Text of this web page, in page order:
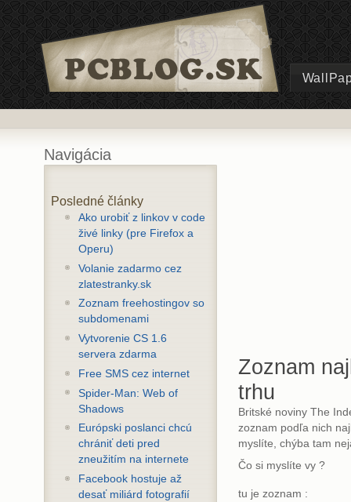
Navigácia
Posledné články
Ako urobiť z linkov v code
živé linky (pre Firefox a
Operu)
Volanie zadarmo cez
zlatestranky.sk
Zoznam freehostingov so
subdomenami
Vytvorenie CS 1.6
servera zdarma
Free SMS cez internet
Spider-Man: Web of
Shadows
Európski poslanci chcú
chrániť deti pred
zneužitím na internete
Facebook hostuje až
desať miliárd fotografií
Zoznam
trhu
Britské noviny The
zoznam podľa nich
myslíte, chýba tam
Čo si myslíte vy ?
tu je zoznam :